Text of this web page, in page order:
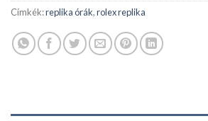
Címkék:replika órák,rolex replika